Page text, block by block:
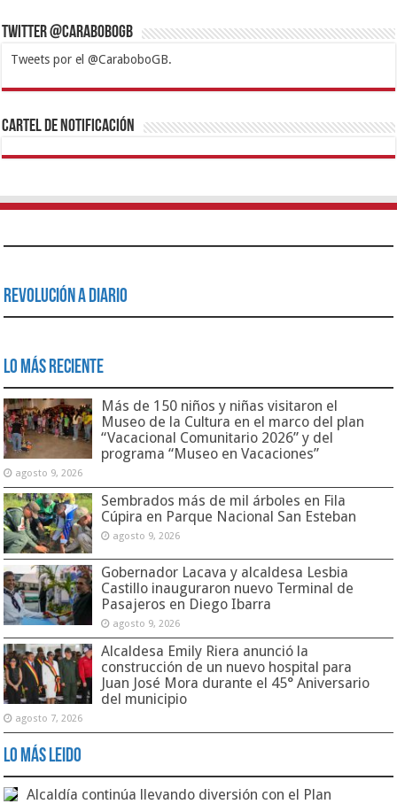
Twitter @CaraboboGB
Tweets por el @CaraboboGB.
1xbetBetturkeyBetistKralbetSupertotobetTipobetMatadorbetMariobet
https://mvbcasino.com/
Cartel de Notificación
Revolución a Diario
Lo Más Reciente
Más de 150 niños y niñas visitaron el
Museo de la Cultura en el marco del plan
“Vacacional Comunitario 2026” y del
programa “Museo en Vacaciones”
agosto 9, 2026
Sembrados más de mil árboles en Fila
Cúpira en Parque Nacional San Esteban
agosto 9, 2026
Gobernador Lacava y alcaldesa Lesbia
Castillo inauguraron nuevo Terminal de
Pasajeros en Diego Ibarra
agosto 9, 2026
Alcaldesa Emily Riera anunció la
construcción de un nuevo hospital para
Juan José Mora durante el 45° Aniversario
del municipio
agosto 7, 2026
Lo Más Leido
Alcaldía continúa llevando diversión con el Plan